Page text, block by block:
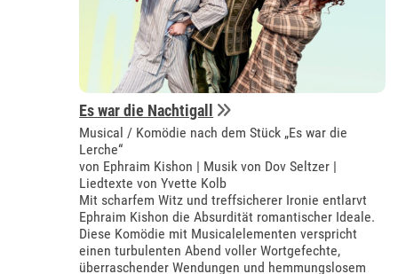
Es war die Nachtigall
Musical / Komödie nach dem Stück „Es war die
Lerche“
von Ephraim Kishon | Musik von Dov Seltzer |
Liedtexte von Yvette Kolb
Mit scharfem Witz und treffsicherer Ironie entlarvt
Ephraim Kishon die Absurdität romantischer Ideale.
Diese Komödie mit Musicalelementen verspricht
einen turbulenten Abend voller Wortgefechte,
überraschender Wendungen und hemmungslosem